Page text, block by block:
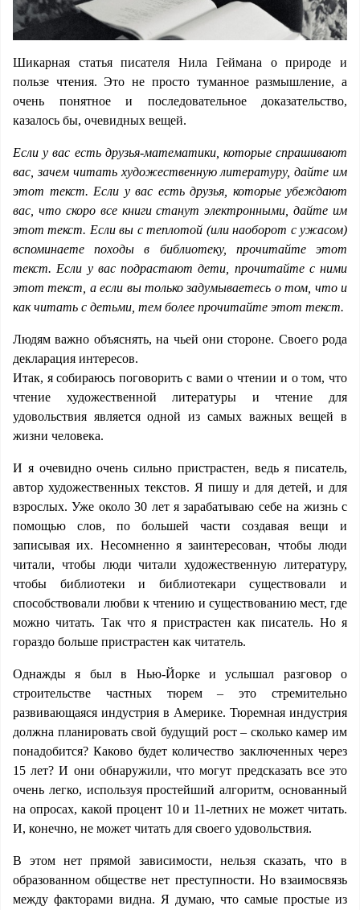
Шикарная статья писателя Нила Геймана о природе и
пользе чтения. Это не просто туманное размышление, а
очень понятное и последовательное доказательство,
казалось бы, очевидных вещей.
Если у вас есть друзья-математики, которые спрашивают
вас, зачем читать художественную литературу, дайте им
этот текст. Если у вас есть друзья, которые убеждают
вас, что скоро все книги станут электронными, дайте им
этот текст. Если вы с теплотой (или наоборот с ужасом)
вспоминаете походы в библиотеку, прочитайте этот
текст. Если у вас подрастают дети, прочитайте с ними
этот текст, а если вы только задумываетесь о том, что и
как читать с детьми, тем более прочитайте этот текст.
Людям важно объяснять, на чьей они стороне. Своего рода
декларация интересов.
Итак, я собираюсь поговорить с вами о чтении и о том, что
чтение художественной литературы и чтение для
удовольствия является одной из самых важных вещей в
жизни человека.
И я очевидно очень сильно пристрастен, ведь я писатель,
автор художественных текстов. Я пишу и для детей, и для
взрослых. Уже около 30 лет я зарабатываю себе на жизнь с
помощью слов, по большей части создавая вещи и
записывая их. Несомненно я заинтересован, чтобы люди
читали, чтобы люди читали художественную литературу,
чтобы библиотеки и библиотекари существовали и
способствовали любви к чтению и существованию мест, где
можно читать. Так что я пристрастен как писатель. Но я
гораздо больше пристрастен как читатель.
Однажды я был в Нью-Йорке и услышал разговор о
строительстве частных тюрем – это стремительно
развивающаяся индустрия в Америке. Тюремная индустрия
должна планировать свой будущий рост – сколько камер им
понадобится? Каково будет количество заключенных через
15 лет? И они обнаружили, что могут предсказать все это
очень легко, используя простейший алгоритм, основанный
на опросах, какой процент 10 и 11-летних не может читать.
И, конечно, не может читать для своего удовольствия.
В этом нет прямой зависимости, нельзя сказать, что в
образованном обществе нет преступности. Но взаимосвязь
между факторами видна. Я думаю, что самые простые из